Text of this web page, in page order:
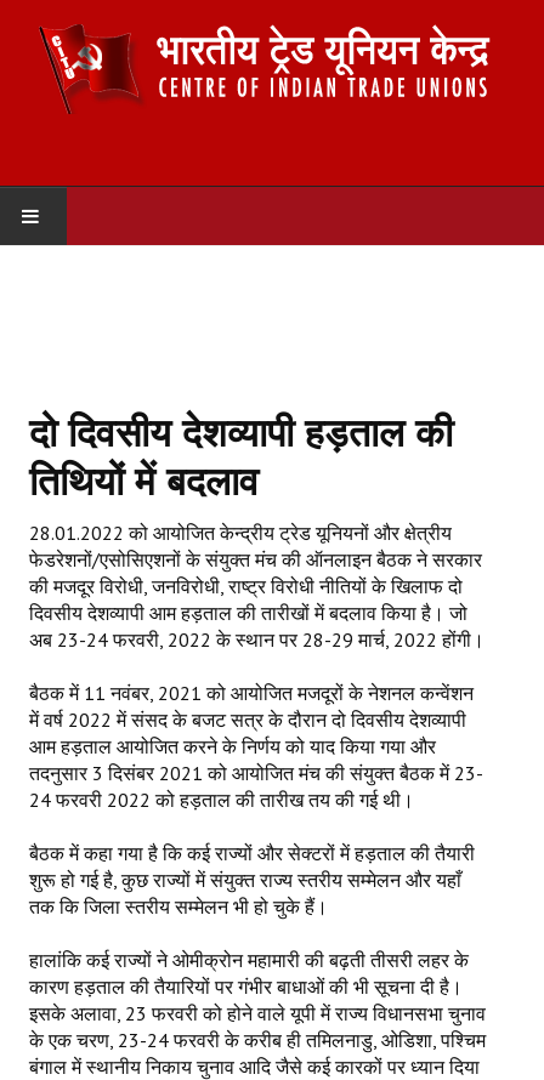
Organisation
Committees
Secretariat
Working Committee
General Council
State Committees
STRUGGLE
Independent
Joint
Mazdoor - Kisan Sangharsh Rally
DOCUMENTS
Citu Documents
Mahadharna 2017
दो दिवसीय देशव्यापी हड़ताल की
तिथियों में बदलाव
28.01.2022 को आयोजित केन्द्रीय ट्रेड यूनियनों और क्षेत्रीय
फेडरेशनों/एसोसिएशनों के संयुक्त मंच की ऑनलाइन बैठक ने सरकार
की मजदूर विरोधी, जनविरोधी, राष्ट्र विरोधी नीतियों के खिलाफ दो
दिवसीय देशव्यापी आम हड़ताल की तारीखों में बदलाव किया है। जो
अब 23-24 फरवरी, 2022 के स्थान पर 28-29 मार्च, 2022 होंगी।
बैठक में 11 नवंबर, 2021 को आयोजित मजदूरों के नेशनल कन्वेंशन
में वर्ष 2022 में संसद के बजट सत्र के दौरान दो दिवसीय देशव्यापी
आम हड़ताल आयोजित करने के निर्णय को याद किया गया और
तदनुसार 3 दिसंबर 2021 को आयोजित मंच की संयुक्त बैठक में 23-
24 फरवरी 2022 को हड़ताल की तारीख तय की गई थी।
बैठक में कहा गया है कि कई राज्यों और सेक्टरों में हड़ताल की तैयारी
शुरू हो गई है, कुछ राज्यों में संयुक्त राज्य स्तरीय सम्मेलन और यहाँ
तक कि जिला स्तरीय सम्मेलन भी हो चुके हैं।
हालांकि कई राज्यों ने ओमीक्रोन महामारी की बढ़ती तीसरी लहर के
कारण हड़ताल की तैयारियों पर गंभीर बाधाओं की भी सूचना दी है।
इसके अलावा, 23 फरवरी को होने वाले यूपी में राज्य विधानसभा चुनाव
के एक चरण, 23-24 फरवरी के करीब ही तमिलनाडु, ओडिशा, पश्चिम
बंगाल में स्थानीय निकाय चुनाव आदि जैसे कई कारकों पर ध्यान दिया